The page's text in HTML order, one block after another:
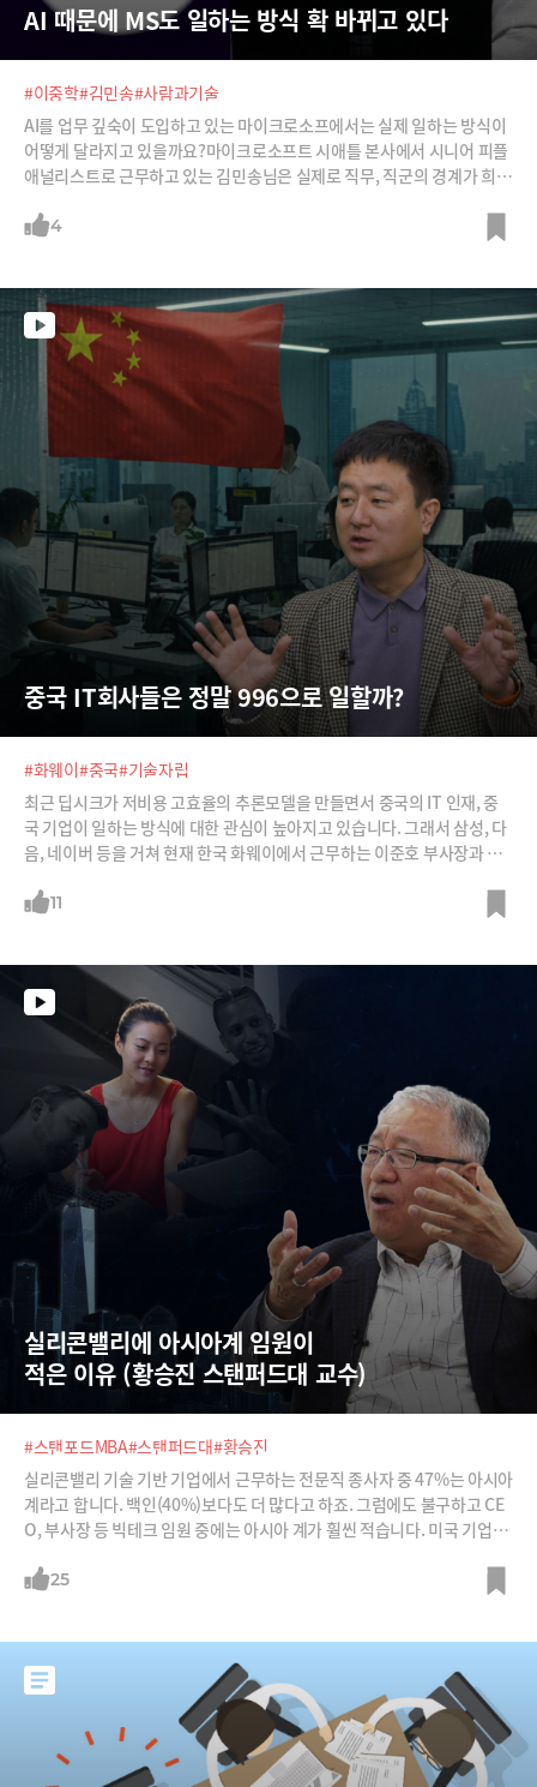
AI 때문에 MS도 일하는 방식 확 바뀌고 있다
#이중학#김민송#사람과기술
AI를 업무 깊숙이 도입하고 있는 마이크로소프에서는 실제 일하는 방식이
어떻게 달라지고 있을까요?마이크로소프트 시애틀 본사에서 시니어 피플
애널리스트로 근무하고 있는 김민송님은 실제로 직무, 직군의 경계가 희미
있음을 목격하고 있다고 합니다.“저희 마이크로소프트도 AI가 중간관리자
실감하고 있죠. 예를 들면 HR 담당자와 데이터 사이언티스트, 프로그램 매
니저의 역할에서 경계가 없어지는 것들이 많은 것 같아요.”
4
중국 IT회사들은 정말 996으로 일할까?
#화웨이#중국#기술자립
최근 딥시크가 저비용 고효율의 추론모델을 만들면서 중국의 IT 인재, 중
국 기업이 일하는 방식에 대한 관심이 높아지고 있습니다. 그래서 삼성, 다
음, 네이버 등을 거쳐 현재 한국 화웨이에서 근무하는 이준호 부사장과 중
국을 따라오는 나라라고 생각하면 착각”이라며 “이제 우리가 중국을 벤치
11
실리콘밸리에 아시아계 임원이
적은 이유 (황승진 스탠퍼드대 교수)
#스탠포드MBA#스탠퍼드대#황승진
실리콘밸리 기술 기반 기업에서 근무하는 전문직 종사자 중 47%는 아시아
계라고 합니다. 백인(40%)보다도 더 많다고 하죠. 그럼에도 불구하고 CE
O, 부사장 등 빅테크 임원 중에는 아시아 계가 훨씬 적습니다. 미국 기업에
가 부족한 면을 갖고 있어서일까요? 스탠퍼드대 최초 한국인 종신 교수인
25